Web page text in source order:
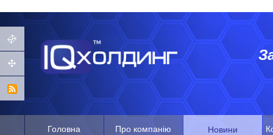
Головна Про компанію Новини